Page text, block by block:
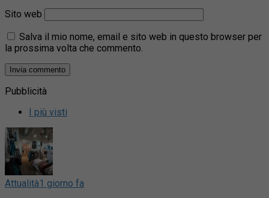
Sito web
Salva il mio nome, email e sito web in questo browser per
la prossima volta che commento.
Pubblicità
I più visti
Attualità1 giorno fa